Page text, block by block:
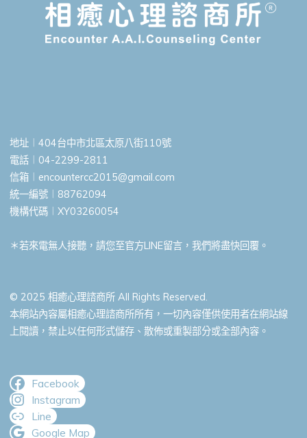
地址︱404台中市北區太原八街110號
電話︱04-2299-2811
信箱︱ encountercc2015@gmail.com
統一編號︱88762094
機構代碼︱XY03260054
＊若來電無人接聽，請您至官方LINE留言，我們將盡快回覆。
© 2025 相癒心理諮商所 All Rights Reserved.
本網站內容屬相癒心理諮商所所有，一切內容僅供使用者在網站線
上閱讀，禁止以任何形式儲存、散佈或重製部分或全部內容。
Facebook
Instagram
Line
Google Map